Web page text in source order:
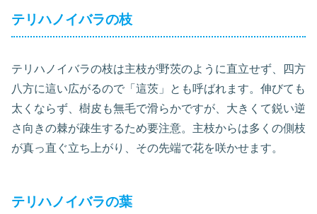
テリハノイバラの枝
テリハノイバラの枝は主枝が野茨のように直立せず、四方
八方に這い広がるので「這茨」とも呼ばれます。伸びても
太くならず、樹皮も無毛で滑らかですが、大きくて鋭い逆
さ向きの棘が疎生するため要注意。主枝からは多くの側枝
が真っ直ぐ立ち上がり、その先端で花を咲かせます。
テリハノイバラの葉